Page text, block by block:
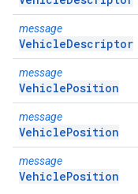
message
VehicleDescriptor
message
VehiclePosition
message
VehiclePosition
message
VehiclePosition